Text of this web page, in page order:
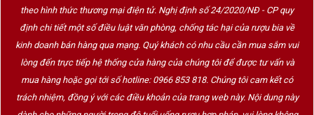
theo hình thức thương mại điện tử. Nghị định số 24/2020/NĐ - CP quy
định chi tiết một số điều luật văn phòng, chống tác hại của rượu bia về
kinh doanh bán hàng qua mạng. Quý khách có nhu cầu cần mua sắm vui
lòng đến trực tiếp hệ thống cửa hàng của chúng tôi để được tư vấn và
mua hàng hoặc gọi tới số hotline: 0966 853 818. Chúng tôi cam kết có
trách nhiệm, đồng ý với các điều khoản của trang web này. Nội dung này